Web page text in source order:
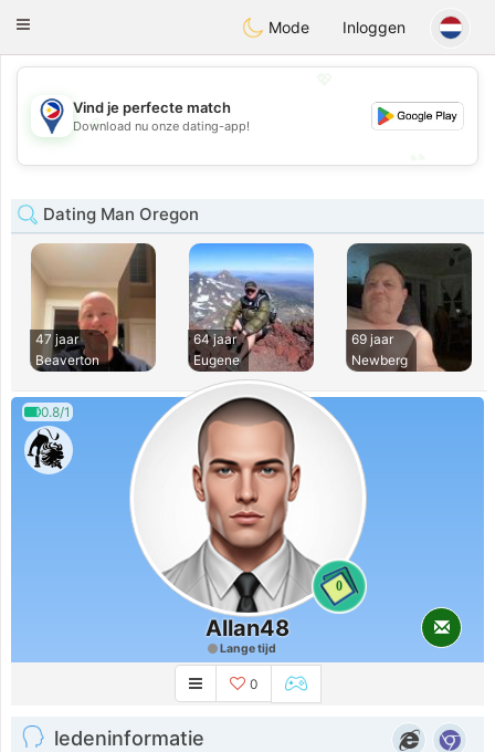
PhilippinesChat
Toggle
Mode Inloggen
💖
💕
Vind je perfecte match
Download nu onze dating-app!
Dating Man Oregon
47 jaar
Beaverton
64 jaar
Eugene
69 jaar
Newberg
0.8/1
0
Allan48
Lange tijd
0
ledeninformatie